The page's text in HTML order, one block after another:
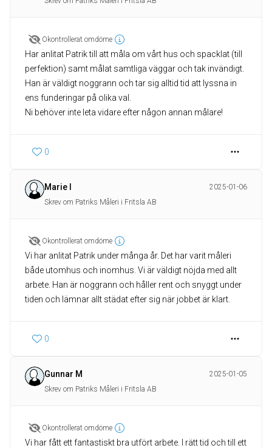
Okontrollerat omdöme
Har anlitat Patrik till att måla om vårt hus och spacklat (till
perfektion) samt målat samtliga väggar och tak invändigt.
Han är väldigt noggrann och tar sig alltid tid att lyssna in
ens funderingar på olika val.
Ni behöver inte leta vidare efter någon annan målare!
0
Marie I
2025-01-06
Skrev om Patriks Måleri i Fritsla AB
Okontrollerat omdöme
Vi har anlitat Patrik under många år. Det har varit måleri
både utomhus och inomhus. Vi är väldigt nöjda med allt
arbete. Han är noggrann och håller rent och snyggt under
tiden och lämnar allt städat efter sig när jobbet är klart.
0
Gunnar M
2025-01-05
Skrev om Patriks Måleri i Fritsla AB
Okontrollerat omdöme
Vi har fått ett fantastiskt bra utfört arbete. I rätt tid och till ett